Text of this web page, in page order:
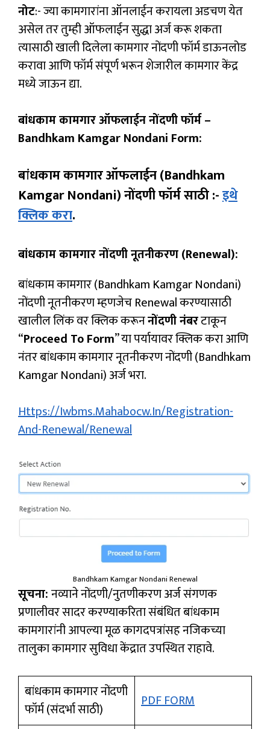
नोट:- ज्या कामगारांना ऑनलाईन करायला अडचण येत
असेल तर तुम्ही ऑफलाईन सुद्धा अर्ज करू शकता
त्यासाठी खाली दिलेला कामगार नोंदणी फॉर्म डाऊनलोड
करावा आणि फॉर्म संपूर्ण भरून शेजारील कामगार केंद्र
मध्ये जाऊन द्या.
बांधकाम कामगार ऑफलाईन नोंदणी फॉर्म –
Bandhkam Kamgar Nondani Form:
बांधकाम कामगार ऑफलाईन (Bandhkam
Kamgar Nondani) नोंदणी फॉर्म साठी :-इथे
क्लिक करा.
बांधकाम कामगार नोंदणी नूतनीकरण (Renewal):
बांधकाम कामगार (Bandhkam Kamgar Nondani)
नोंदणी नूतनीकरण म्हणजेच Renewal करण्यासाठी
खालील लिंक वर क्लिक करूननोंदणी नंबरटाकून
“Proceed To Form” या पर्यायावर क्लिक करा आणि
नंतर बांधकाम कामगार नूतनीकरण नोंदणी (Bandhkam
Kamgar Nondani) अर्ज भरा.
Https://iwbms.mahabocw.in/registration-
And-Renewal/renewal
Bandhkam Kamgar Nondani Renewal
सूचना:नव्याने नोंदणी/नुतणीकरण अर्ज संगणक
प्रणालीवर सादर करण्याकरिता संबंधित बांधकाम
कामगारांनी आपल्या मूळ कागदपत्रांसह नजिकच्या
तालुका कामगार सुविधा केंद्रात उपस्थित राहावे.
बांधकाम कामगार नोंदणी
फॉर्म (संदर्भा साठी)
PDF FORM